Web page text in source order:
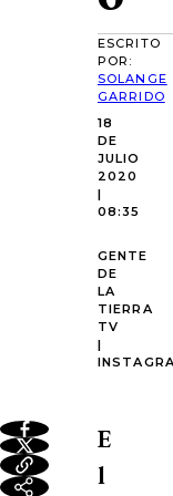
ESCRITO
POR:
SOLANGE
GARRIDO
18
DE
JULIO
2020
|
08:35
GENTE
DE
LA
TIERRA
TV
|
E
l